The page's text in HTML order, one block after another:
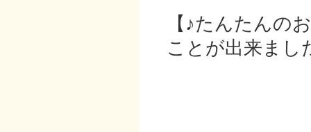
【♪たんたんの
ことが出来ま